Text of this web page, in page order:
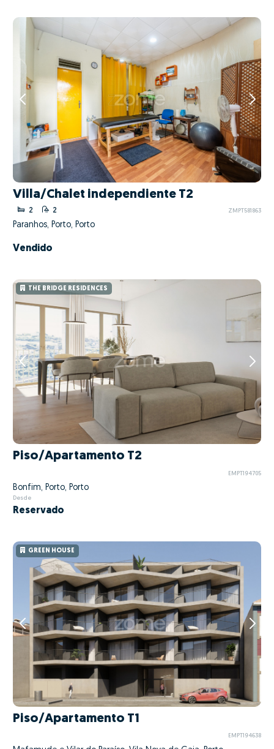
Villa/Chalet independiente T2
2 2 ZMPT581863
Paranhos, Porto, Porto
Vendido
THE BRIDGE RESIDENCES
Piso/Apartamento T2
EMPT194705
Bonfim, Porto, Porto
Desde
Reservado
GREEN HOUSE
Piso/Apartamento T1
EMPT194638